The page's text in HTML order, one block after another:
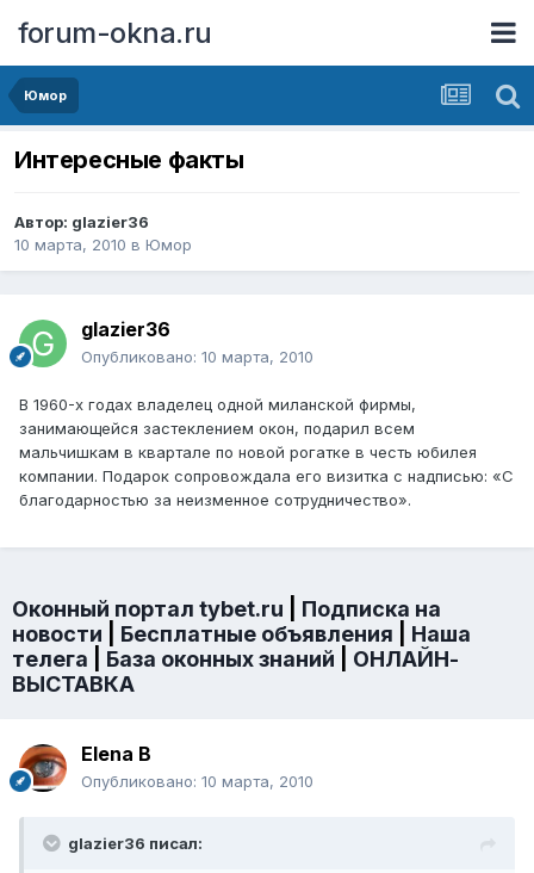
forum-okna.ru
Юмор
Интересные факты
Автор: glazier36
10 марта, 2010 в Юмор
glazier36
Опубликовано: 10 марта, 2010
В 1960-х годах владелец одной миланской фирмы,
занимающейся застеклением окон, подарил всем
мальчишкам в квартале по новой рогатке в честь юбилея
компании. Подарок сопровождала его визитка с надписью: «С
благодарностью за неизменное сотрудничество».
Оконный портал tybet.ru
Подписка на
новости
Бесплатные объявления
Наша
телега
База оконных знаний
ОНЛАЙН-
ВЫСТАВКА
Elena B
Опубликовано: 10 марта, 2010
glazier36 писал: